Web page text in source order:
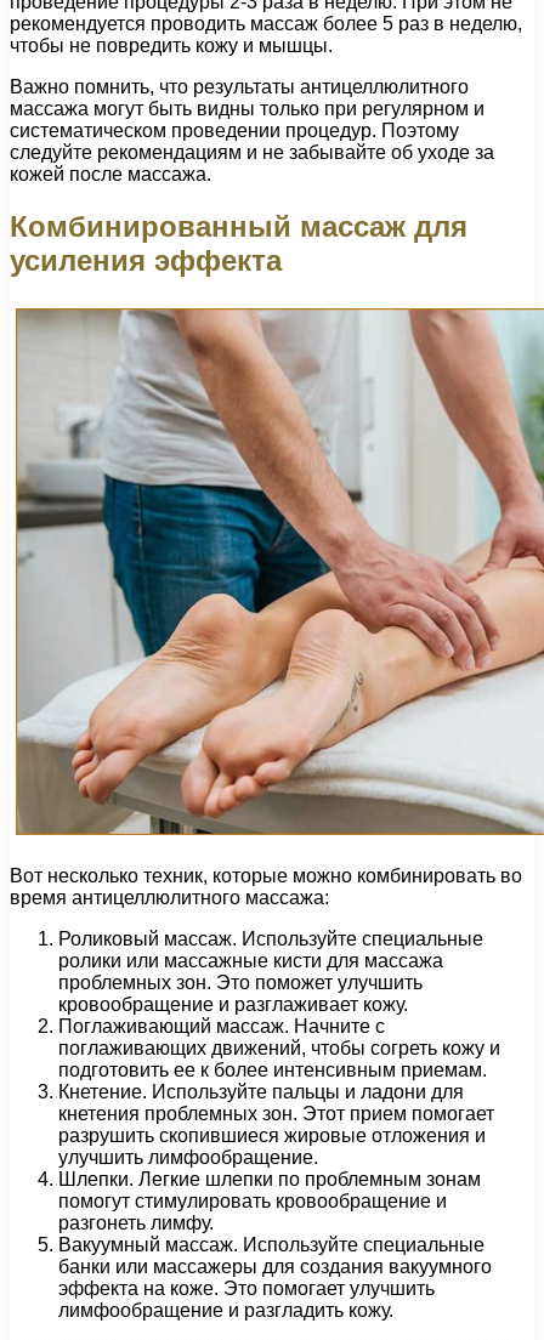
рекомендуется проводить массаж более 5 раз в неделю,
чтобы не повредить кожу и мышцы.
Важно помнить, что результаты антицеллюлитного
массажа могут быть видны только при регулярном и
систематическом проведении процедур. Поэтому
следуйте рекомендациям и не забывайте об уходе за
кожей после массажа.
Комбинированный массаж для
усиления эффекта
Вот несколько техник, которые можно комбинировать во
время антицеллюлитного массажа:
Роликовый массаж. Используйте специальные
ролики или массажные кисти для массажа
проблемных зон. Это поможет улучшить
кровообращение и разглаживает кожу.
Поглаживающий массаж. Начните с
поглаживающих движений, чтобы согреть кожу и
подготовить ее к более интенсивным приемам.
Кнетение. Используйте пальцы и ладони для
кнетения проблемных зон. Этот прием помогает
разрушить скопившиеся жировые отложения и
улучшить лимфообращение.
Шлепки. Легкие шлепки по проблемным зонам
помогут стимулировать кровообращение и
разгонеть лимфу.
Вакуумный массаж. Используйте специальные
банки или массажеры для создания вакуумного
эффекта на коже. Это помогает улучшить
лимфообращение и разгладить кожу.